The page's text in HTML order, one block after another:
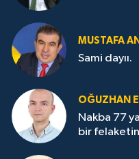
MUSTAFA
Sami dayıı.
OĞUZHAN
Nakba 77
bir